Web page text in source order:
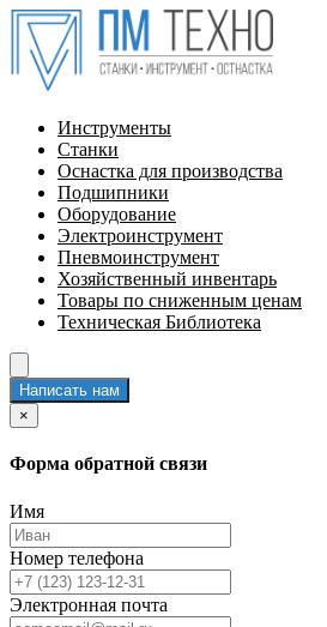
Инструменты
Станки
Оснастка для производства
Подшипники
Оборудование
Электроинструмент
Пневмоинструмент
Хозяйственный инвентарь
Товары по сниженным ценам
Техническая Библиотека
Написать нам
×
Форма обратной связи
Имя
Номер телефона
Электронная почта